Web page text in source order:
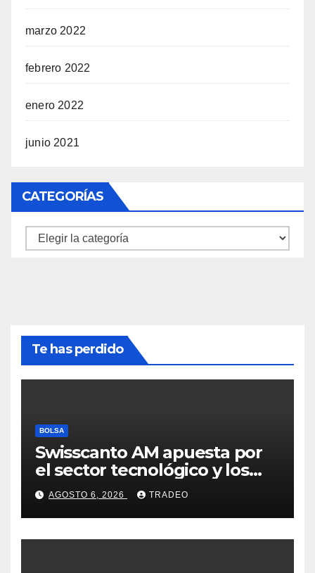
marzo 2022
febrero 2022
enero 2022
junio 2021
CATEGORÍAS
Categorías
Te has perdido
BOLSA
Swisscanto AM apuesta por
el sector tecnológico y los
valores cíclicos para ganar en
bolsa
AGOSTO 6, 2026 TRADEO